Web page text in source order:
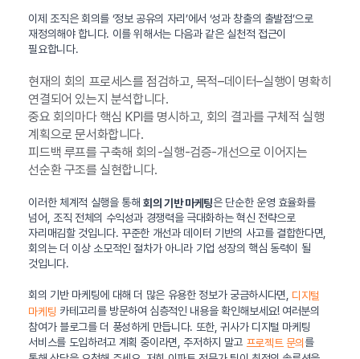
이제 조직은 회의를 ‘정보 공유의 자리’에서 ‘성과 창출의 출발점’으로
재정의해야 합니다. 이를 위해서는 다음과 같은 실천적 접근이
필요합니다.
현재의 회의 프로세스를 점검하고, 목적–데이터–실행이 명확히
연결되어 있는지 분석합니다.
중요 회의마다 핵심 KPI를 명시하고, 회의 결과를 구체적 실행
계획으로 문서화합니다.
피드백 루프를 구축해 회의-실행-검증-개선으로 이어지는
선순환 구조를 실현합니다.
이러한 체계적 실행을 통해회의 기반 마케팅은 단순한 운영 효율화를
넘어, 조직 전체의 수익성과 경쟁력을 극대화하는 혁신 전략으로
자리매김할 것입니다. 꾸준한 개선과 데이터 기반의 사고를 결합한다면,
회의는 더 이상 소모적인 절차가 아니라 기업 성장의 핵심 동력이 될
것입니다.
회의 기반 마케팅에 대해 더 많은 유용한 정보가 궁금하시다면, 디지털
마케팅 카테고리를 방문하여 심층적인 내용을 확인해보세요! 여러분의
참여가 블로그를 더 풍성하게 만듭니다. 또한, 귀사가 디지털 마케팅
서비스를 도입하려고 계획 중이라면, 주저하지 말고 프로젝트 문의 를